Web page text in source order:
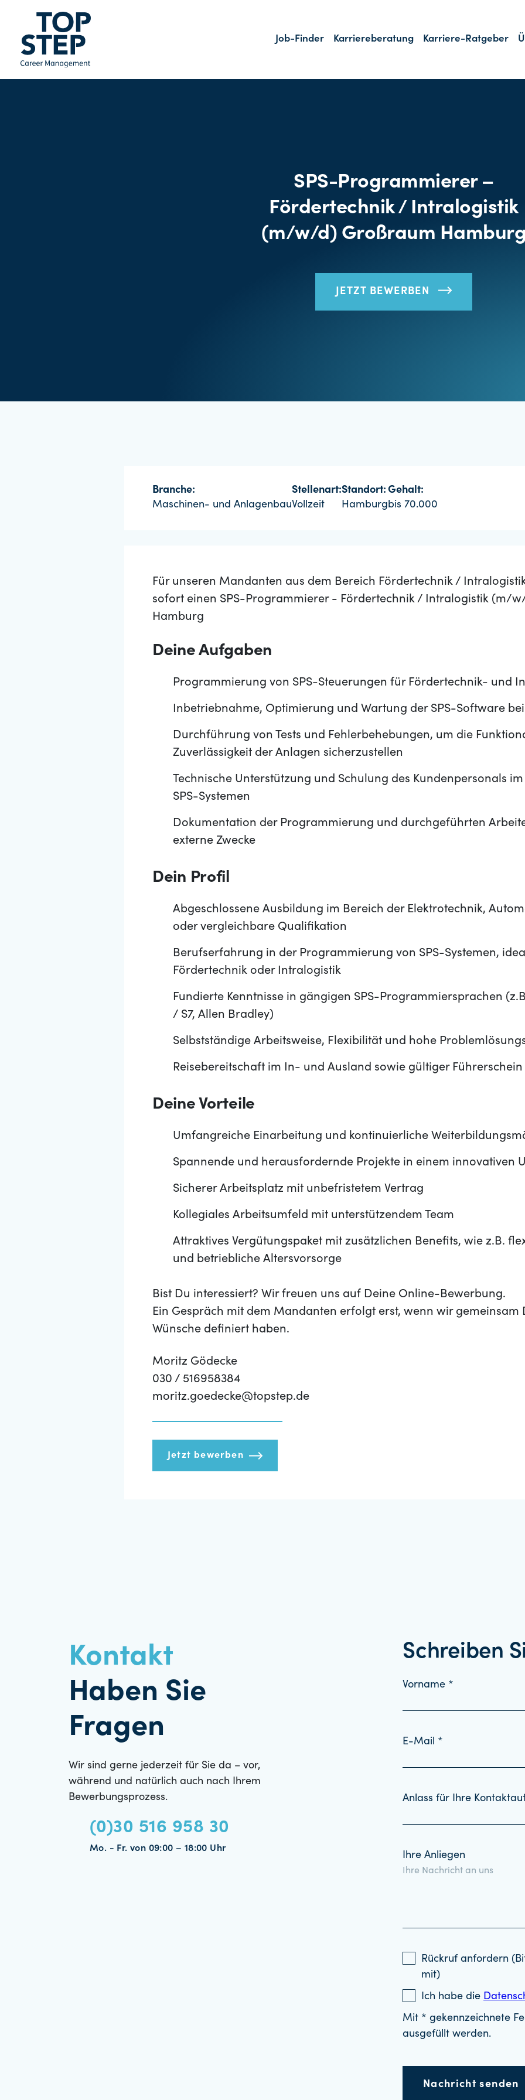
Job-Finder Karriereberatung Karriere-Ratgeber
SPS-Programmierer –
Fördertechnik / Intralogistik
(m/w/d) Großraum Hamburg
JETZT BEWERBEN
Branche:
Maschinen- und Anlagenbau
Stellenart:
Vollzeit
Standort:
Hamburg
Gehalt:
bis 70.000
Für unseren Mandanten aus dem Bereich Fördertechnik /
sofort einen SPS-Programmierer - Fördertechnik / Intralogistik (m/
Hamburg
Deine Aufgaben
Programmierung von SPS-Steuerungen für Fördertechnik- und
Inbetriebnahme, Optimierung und Wartung der SPS-Software
Durchführung von Tests und Fehlerbehebungen, um die
Zuverlässigkeit der Anlagen sicherzustellen
Technische Unterstützung und Schulung des Kundenpersonals
SPS-Systemen
Dokumentation der Programmierung und durchgeführten
externe Zwecke
Dein Profil
Abgeschlossene Ausbildung im Bereich der Elektrotechnik,
oder vergleichbare Qualifikation
Berufserfahrung in der Programmierung von SPS-Systemen,
Fördertechnik oder Intralogistik
Fundierte Kenntnisse in gängigen SPS-Programmiersprachen
/ S7, Allen Bradley)
Selbstständige Arbeitsweise, Flexibilität und hohe
Reisebereitschaft im In- und Ausland sowie gültiger Führerschein
Deine Vorteile
Umfangreiche Einarbeitung und kontinuierliche
Spannende und herausfordernde Projekte in einem innovativen
Sicherer Arbeitsplatz mit unbefristetem Vertrag
Kollegiales Arbeitsumfeld mit unterstützendem Team
Attraktives Vergütungspaket mit zusätzlichen Benefits, wie z.B.
und betriebliche Altersvorsorge
Bist Du interessiert? Wir freuen uns auf Deine Online-Bewerbung.
Ein Gespräch mit dem Mandanten erfolgt erst, wenn wir gemeinsam
Wünsche definiert haben.
Moritz Gödecke
030 / 516958384
moritz.goedecke@topstep.de
Jetzt bewerben
Kontakt
Haben Sie
Fragen
Wir sind gerne jederzeit für Sie da – vor,
während und natürlich auch nach Ihrem
Bewerbungsprozess.
(0)30 516 958 30
Mo. - Fr. von 09:00 – 18:00 Uhr
Schreiben
Vorname *
E-Mail *
Anlass für Ihre
Ihre Anliegen
Rückruf anfordern
mit)
Ich habe die
Mit * gekennzeichnete
ausgefüllt werden.
Nachricht senden